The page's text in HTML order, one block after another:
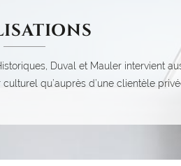
Duval et Mauler intervient
qu’auprès d’une clientèle